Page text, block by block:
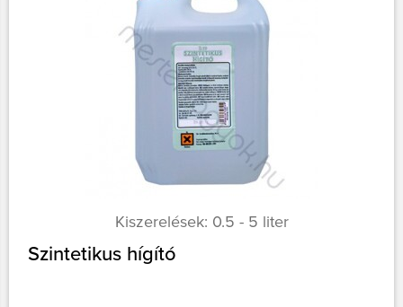
Kiszerelések: 0.5 - 5 liter
Szintetikus hígító